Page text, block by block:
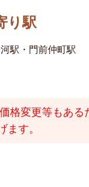
り駅
河駅・門前仲町駅
格変更等もある
す。